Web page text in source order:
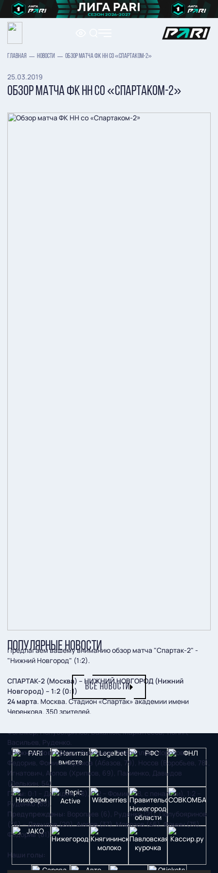
ГЛАВНАЯ НОВОСТИ ОБЗОР МАТЧА ФК НН СО «СПАРТАКОМ-2»
25.03.2019
ОБЗОР МАТЧА ФК НН СО «СПАРТАКОМ-2»
Предлагаем вашему вниманию обзор матча "Спартак-2" -
"Нижний Новгород" (1:2).
СПАРТАК-2 (Москва) – НИЖНИЙ НОВГОРОД (Нижний
Новгород) – 1:2 (0:1)
24 марта. Москва. Стадион «Спартак» академии имени
Черенкова. 350 зрителей.
Фольмер, Полубояринов, Бакалюк, Маркитесов, Тюнин,
Васильев, Руденко.
«Нижний Новгород»:Анисимов, Хайруллов, Морозов,
Федорив, Фомин, Абрамов (Абазов, 79), Носов (Воробьев, 78),
Игнатович, Аюпов (Хрипков, 69), Палиенко, Давыдов
(Делькин, 54).
Голы: 0:1 – Давыдов (18), 0:2 – Фомин (78, с пенальти), 1:2 –
Руденко (85).
Предупреждены: Воропаев (6), Руденко (21), Полубояринов
(76) – Давыдов (20), Аюпов (37), Морозов (46), Фомин (75),
Федорив (81).
Наши голы:
ПОПУЛЯРНЫЕ НОВОСТИ
ВСЕ НОВОСТИ